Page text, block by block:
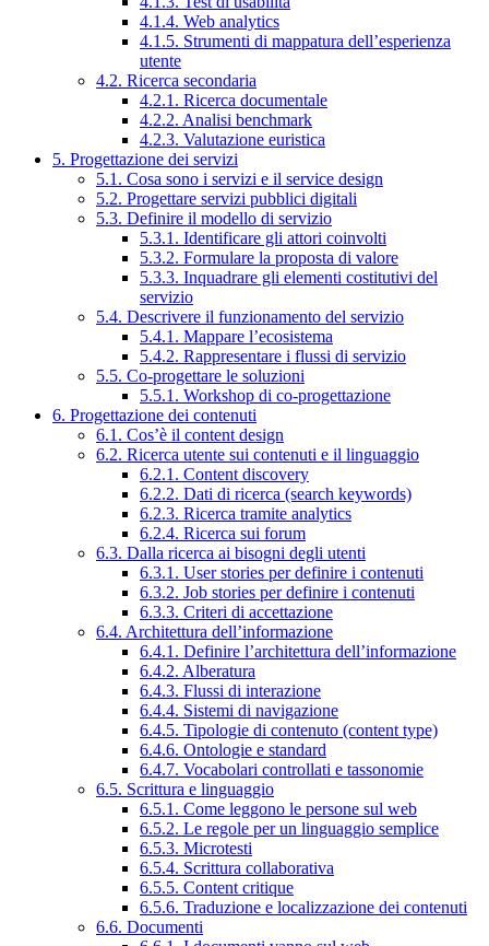
4.1.4. Web analytics
4.1.5. Strumenti di mappatura dell’esperienza
utente
4.2. Ricerca secondaria
4.2.1. Ricerca documentale
4.2.2. Analisi benchmark
4.2.3. Valutazione euristica
5. Progettazione dei servizi
5.1. Cosa sono i servizi e il service design
5.2. Progettare servizi pubblici digitali
5.3. Definire il modello di servizio
5.3.1. Identificare gli attori coinvolti
5.3.2. Formulare la proposta di valore
5.3.3. Inquadrare gli elementi costitutivi del
servizio
5.4. Descrivere il funzionamento del servizio
5.4.1. Mappare l’ecosistema
5.4.2. Rappresentare i flussi di servizio
5.5. Co-progettare le soluzioni
5.5.1. Workshop di co-progettazione
6. Progettazione dei contenuti
6.1. Cos’è il content design
6.2. Ricerca utente sui contenuti e il linguaggio
6.2.1. Content discovery
6.2.2. Dati di ricerca (search keywords)
6.2.3. Ricerca tramite analytics
6.2.4. Ricerca sui forum
6.3. Dalla ricerca ai bisogni degli utenti
6.3.1. User stories per definire i contenuti
6.3.2. Job stories per definire i contenuti
6.3.3. Criteri di accettazione
6.4. Architettura dell’informazione
6.4.1. Definire l’architettura dell’informazione
6.4.2. Alberatura
6.4.3. Flussi di interazione
6.4.4. Sistemi di navigazione
6.4.5. Tipologie di contenuto (content type)
6.4.6. Ontologie e standard
6.4.7. Vocabolari controllati e tassonomie
6.5. Scrittura e linguaggio
6.5.1. Come leggono le persone sul web
6.5.2. Le regole per un linguaggio semplice
6.5.3. Microtesti
6.5.4. Scrittura collaborativa
6.5.5. Content critique
6.5.6. Traduzione e localizzazione dei contenuti
6.6. Documenti